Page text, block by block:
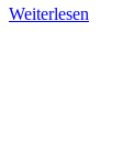
Weiterlesen